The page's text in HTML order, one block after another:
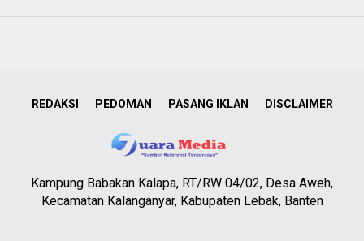
REDAKSI PEDOMAN PASANG IKLAN DISCLAIMER
Kampung Babakan Kalapa, RT/RW 04/02, Desa Aweh,
Kecamatan Kalanganyar, Kabupaten Lebak, Banten